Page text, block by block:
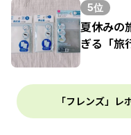
5位
夏休みの
ぎる「旅
「フレンズ」